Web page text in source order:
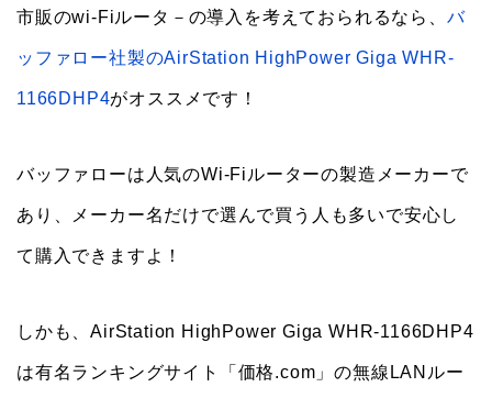
市販のwi-Fiルータ－の導入を考えておられるなら、 バ
ッファロー社製のAirStation HighPower Giga WHR-
1166DHP4がオススメです！
バッファローは人気のWi-Fiルーターの製造メーカーで
あり、メーカー名だけで選んで買う人も多いで安心し
て購入できますよ！
しかも、AirStation HighPower Giga WHR-1166DHP4
は有名ランキングサイト「価格.com」の無線LANルー